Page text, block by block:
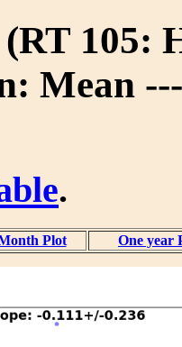
105:
Mean
.
Plot One year